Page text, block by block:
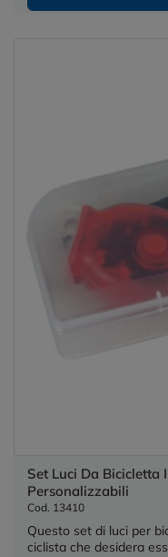
Set Luci Da Bicicletta
Personalizzabili
Cod. 13410
Questo set di luci per
ciclista che desidera